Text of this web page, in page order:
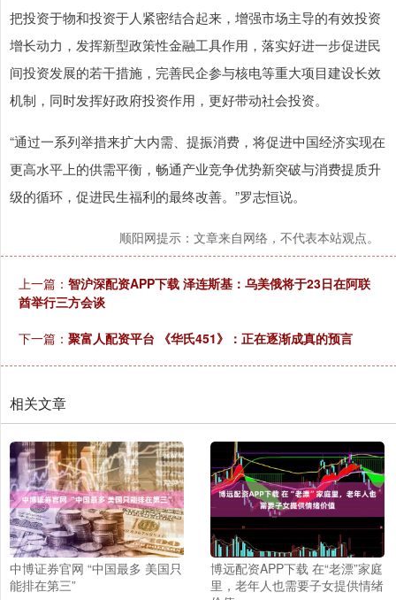
把投资于物和投资于人紧密结合起来，增强市场主导的有效投资
增长动力，发挥新型政策性金融工具作用，落实好进一步促进民
间投资发展的若干措施，完善民企参与核电等重大项目建设长效
机制，同时发挥好政府投资作用，更好带动社会投资。
“通过一系列举措来扩大内需、提振消费，将促进中国经济实现在
更高水平上的供需平衡，畅通产业竞争优势新突破与消费提质升
级的循环，促进民生福利的最终改善。”罗志恒说。
顺阳网提示：文章来自网络，不代表本站观点。
上一篇： 智沪深配资APP下载 泽连斯基：乌美俄将于23日在阿联
酋举行三方会谈
下一篇： 聚富人配资平台 《华氏451》：正在逐渐成真的预言
相关文章
中博证券官网 “中国最多 美国只
能排在第三”
博远配资APP下载 在“老漂”家庭
里，老年人也需要子女提供情绪